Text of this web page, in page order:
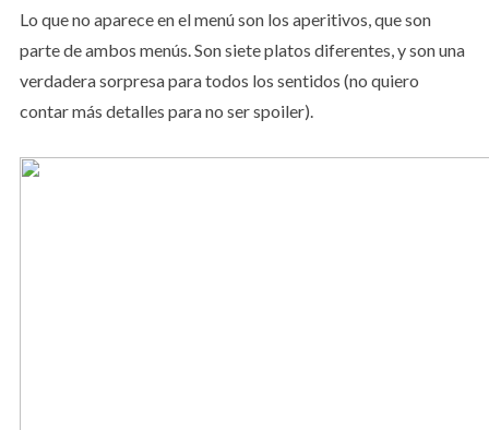
Lo que no aparece en el menú son los aperitivos, que son
parte de ambos menús. Son siete platos diferentes, y son una
verdadera sorpresa para todos los sentidos (no quiero
contar más detalles para no ser spoiler).